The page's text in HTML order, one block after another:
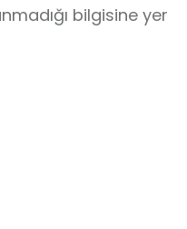
bilgisine yer